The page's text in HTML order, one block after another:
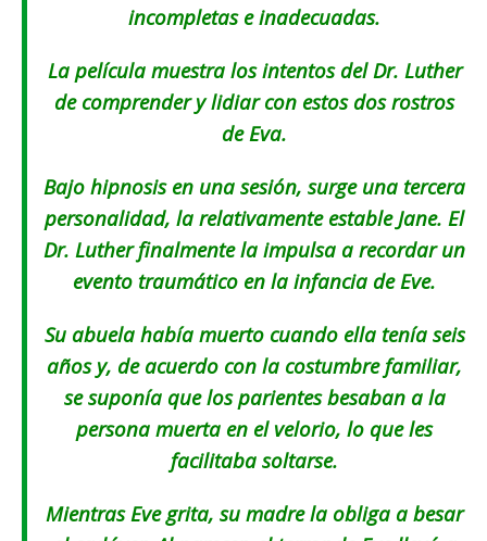
incompletas e inadecuadas.
La película muestra los intentos del Dr. Luther
de comprender y lidiar con estos dos rostros
de Eva.
Bajo hipnosis en una sesión, surge una tercera
personalidad, la relativamente estable Jane. El
Dr. Luther finalmente la impulsa a recordar un
evento traumático en la infancia de Eve.
Su abuela había muerto cuando ella tenía seis
años y, de acuerdo con la costumbre familiar,
se suponía que los parientes besaban a la
persona muerta en el velorio, lo que les
facilitaba soltarse.
Mientras Eve grita, su madre la obliga a besar